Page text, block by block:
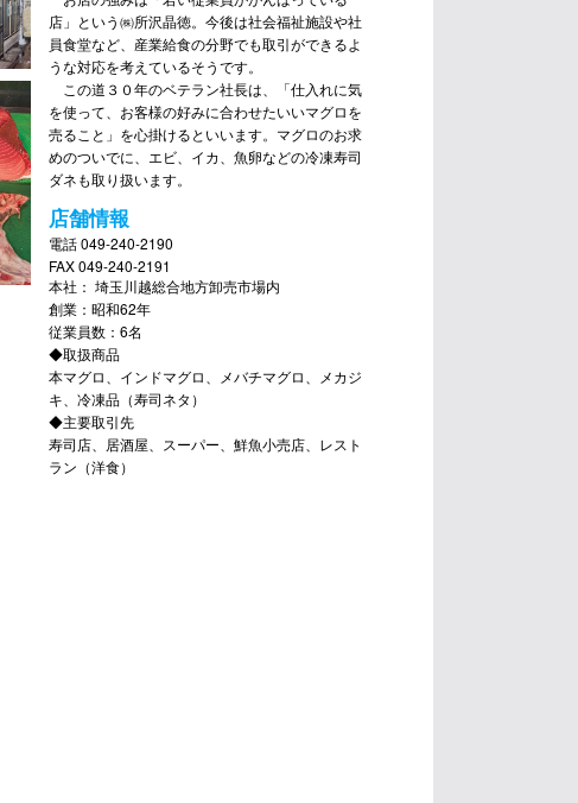
店」という㈱所沢晶徳。今後は社会福祉施設や社
員食堂など、産業給食の分野でも取引ができるよ
うな対応を考えているそうです。
この道３０年のベテラン社長は、「仕入れに気
を使って、お客様の好みに合わせたいいマグロを
売ること」を心掛けるといいます。マグロのお求
めのついでに、エビ、イカ、魚卵などの冷凍寿司
ダネも取り扱います。
店舗情報
電話 049-240-2190
FAX 049-240-2191
本社： 埼玉川越総合地方卸売市場内
創業：昭和62年
従業員数：6名
◆取扱商品
本マグロ、インドマグロ、メバチマグロ、メカジ
キ、冷凍品（寿司ネタ）
◆主要取引先
寿司店、居酒屋、スーパー、鮮魚小売店、レスト
ラン（洋食）